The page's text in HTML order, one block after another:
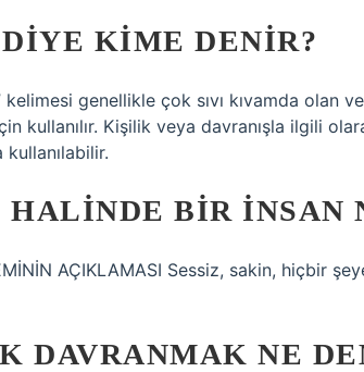
KIME DENIR?
kelimesi genellikle çok sıvı kıvamda olan
kullanılır. Kişilik veya davranışla ilgili
kullanılabilir.
BIR INSAN
AÇIKLAMASI Sessiz, sakin, hiçbir
DAVRANMAK NE